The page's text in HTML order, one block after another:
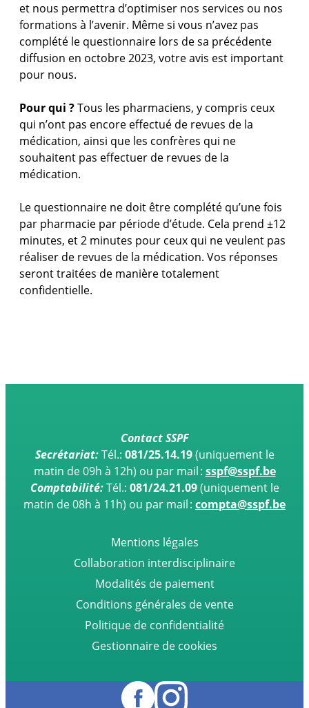
et nous permettra d’optimiser nos services ou nos
formations à l’avenir. Même si vous n’avez pas
complété le questionnaire lors de sa précédente
diffusion en octobre 2023, votre avis est important
pour nous.
Pour qui ?Tous les pharmaciens, y compris ceux
qui n’ont pas encore effectué de revues de la
médication, ainsi que les confrères qui ne
souhaitent pas effectuer de revues de la
médication.
Le questionnaire ne doit être complété qu’une fois
par pharmacie par période d’étude. Cela prend ±12
minutes, et 2 minutes pour ceux qui ne veulent pas
réaliser de revues de la médication. Vos réponses
seront traitées de manière totalement
confidentielle.
Contact SSPF
Secrétariat:Tél.: 081/25.14.19(uniquement le
matin de 09h à 12h) ou par mail : sspf@sspf.be
Comptabilité:Tél.: 081/24.21.09(uniquement le
matin de 08h à 11h) ou par mail : compta@sspf.be
Mentions légales
Collaboration interdisciplinaire
Modalités de paiement
Conditions générales de vente
Politique de confidentialité
Gestionnaire de cookies